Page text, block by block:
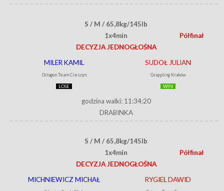
S / M / 65,8kg/145lb
1x4min
Półfinał
DECYZJA JEDNOGŁOŚNA
MILER KAMIL
Octagon Team Cieszyn
LOSE
SUDOŁ JULIAN
Grappling Kraków
WIN
godzina walki: 11:34:20
DRABINKA
S / M / 65,8kg/145lb
1x4min
Półfinał
DECYZJA JEDNOGŁOŚNA
MICHNIEWICZ MICHAŁ
RYGIEL DAWID